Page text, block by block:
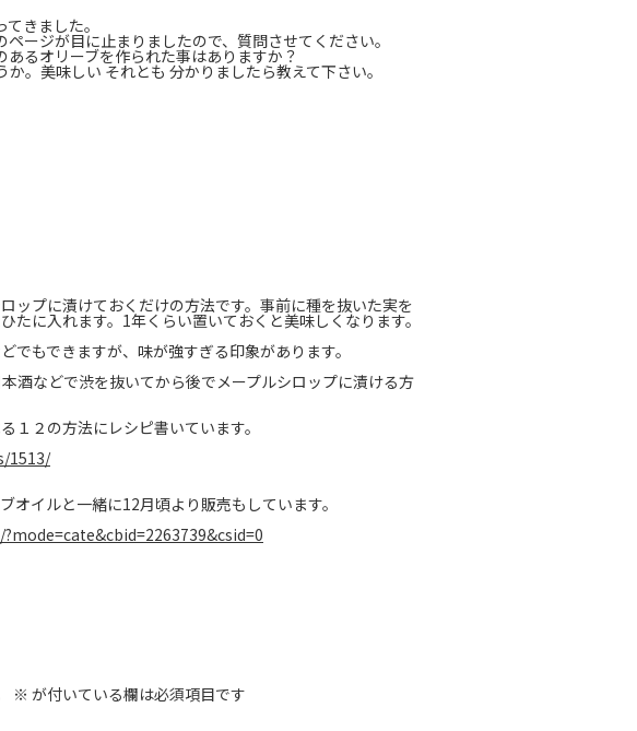
きました。
ージが目に止まりましたので、質問させてください。
るオリーブを作られた事はありますか？
。美味しい それとも 分かりましたら教えて下さい。
ップに漬けておくだけの方法です。事前に種を抜いた実を
たに入れます。1年くらい置いておくと美味しくなります。
でもできますが、味が強すぎる印象があります。
酒などで渋を抜いてから後でメープルシロップに漬ける方
１２の方法にレシピ書いています。
1513/
オイルと一緒に12月頃より販売もしています。
※ が付いている欄は必須項目です